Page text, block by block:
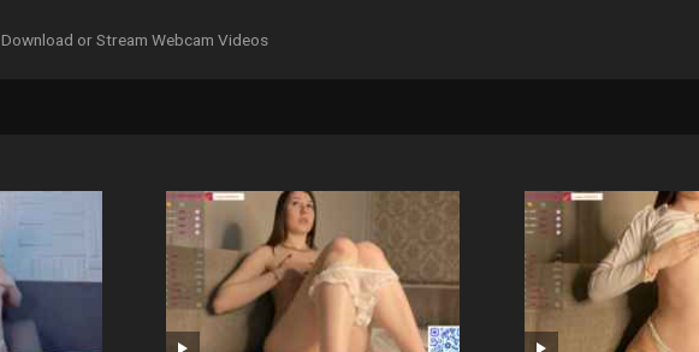
Download or Stream Webcam Videos